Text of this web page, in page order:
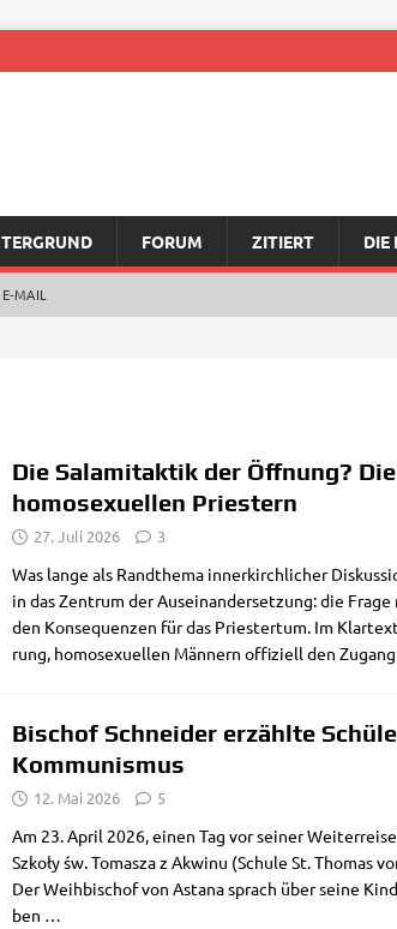
FORUM ZITIERT DIE
Die Salamitaktik der Öffnung?
homosexuellen Priestern
27. Juli 2026 3
Was lan­ge als Rand­the­ma inner­kirch­li­cher
in das Zen­trum der Aus­ein­an­der­set­zung: die
den Kon­se­quen­zen für das Prie­ster­tum. Im
rung, homo­se­xu­el­len Män­nern offi­zi­ell den
Bischof Schneider erzählte
Kommunismus
12. Mai 2026 5
Am 23. April 2026, einen Tag vor sei­ner
Szkoły św. Tomas­za z Akwinu (Schu­le St.
Der Weih­bi­schof von Ast­a­na sprach über sei­ne
ben …